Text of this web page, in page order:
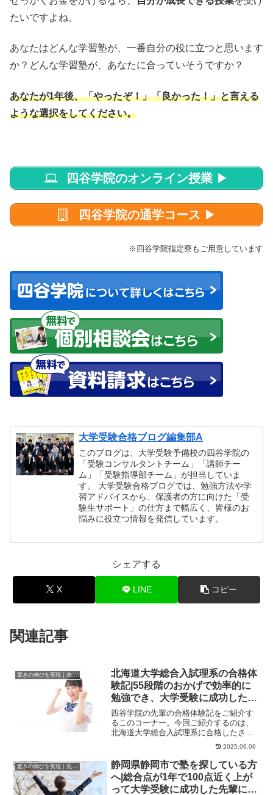
たいですよね。
あなたはどんな学習塾が、一番自分の役に立つと思います
か？どんな学習塾が、あなたに合っていそうですか？
あなたが1年後、「やったぞ！」「良かった！」と言える
ような選択をしてください。
四谷学院のオンライン授業 ▶
四谷学院の通学コース ▶
※四谷学院指定寮もご用意しています
大学受験合格ブログ編集部A
このブログは、大学受験予備校の四谷学院の
「受験コンサルタントチーム」「講師チー
ム」「受験指導部チーム」が担当していま
す。 大学受験合格ブログでは、勉強方法や学
習アドバイスから、保護者の方に向けた「受
験生サポート」の仕方まで幅広く、皆様のお
悩みに役立つ情報を発信しています。
シェアする
X LINE コピー
関連記事
驚きの伸びを実現｜先輩列伝
北海道大学総合入試理系の合格体
験記|55段階のおかげで効率的に
勉強でき、大学受験に成功した先
輩にインタビュー！大学受験予備
校四谷学院
四谷学院の先輩の合格体験記をご紹介す
るこのコーナー。今回ご紹介するのは、
北海道大学総合入試理系に合格したさん
のストーリーです。さんが合格した大学
2025.06.06
静岡県静岡市で塾を探している方
へ|総合点が1年で100点近く上が
って大学受験に成功した先輩にイ